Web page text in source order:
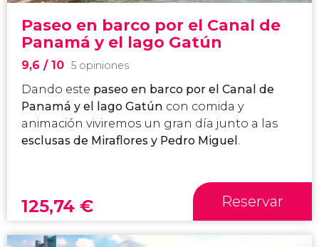
Paseo en barco por el Canal de
Panamá y el lago Gatún
9,6 / 10 5 opiniones
Dando este paseo en barco por el Canal de
Panamá y el lago Gatún con comida y
animación viviremos un gran día junto a las
esclusas de Miraflores y Pedro Miguel .
125,74 € Reservar